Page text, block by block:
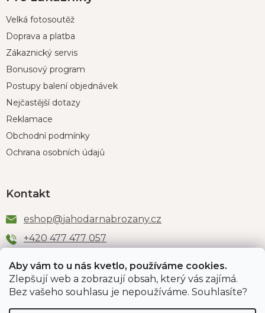
Aby vám to u nás kvetlo, používáme cookies.
Zlepšují web a zobrazují obsah, který vás zajímá.
Bez vašeho souhlasu je nepoužíváme. Souhlasíte?
Velká fotosoutěž
Doprava a platba
Zákaznický servis
Bonusový program
Postupy balení objednávek
Nejčastější dotazy
Reklamace
Obchodní podmínky
Ochrana osobních údajů
Kontakt
eshop@jahodarnabrozany.cz
+420 477 477 057
Odběr newsletteru